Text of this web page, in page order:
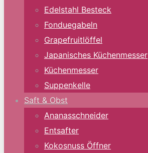
Edelstahl Besteck
Fonduegabeln
Grapefruitlöffel
Japanisches Küchenmesser
Küchenmesser
Suppenkelle
Saft & Obst
Ananasschneider
Entsafter
Kokosnuss Öffner